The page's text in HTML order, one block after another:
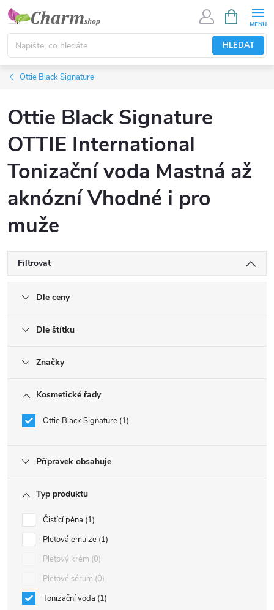
Přejít
obsah
HLEDAT
NÁKUPNÍ
KOŠÍK
Ottie Black Signature
Ottie Black Signature
OTTIE International
Tonizační voda Mastná až
aknózní Vhodné i pro
muže
Filtrovat
Dle ceny
Dle štítku
Značky
Kosmetické řady
Ottie Black Signature 1
Přípravek obsahuje
Typ produktu
Čistící pěna 1
Pleťová emulze 1
Pleťový krém 0
Pleťové sérum 0
Tonizační voda 1